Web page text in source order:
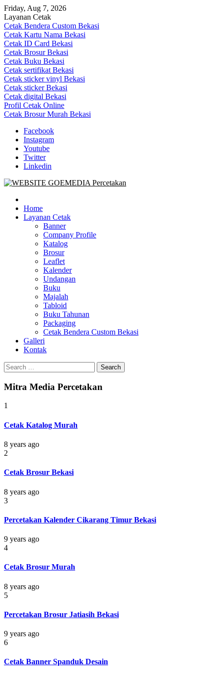
Skip
to
content
Friday, Aug 7, 2026
Layanan Cetak
Cetak Bendera Custom Bekasi
Cetak Kartu Nama Bekasi
Cetak ID Card Bekasi
Cetak Brosur Bekasi
Cetak Buku Bekasi
Cetak sertifikat Bekasi
Cetak sticker vinyl Bekasi
Cetak sticker Bekasi
Cetak digital Bekasi
Profil Cetak Online
Cetak Brosur Murah Bekasi
Facebook
Instagram
Youtube
Twitter
Linkedin
Goe Media Percetakan | 0822-4439-5599 (Call/WA)
0822-4439-5599 (Call/WA) Percetakan jasa cetak banner buku yasin
invoice kartu nama label map nota spanduk stiker undangan
pernikahan murah online 24 jam
Home
Layanan Cetak
Banner
Company Profile
Katalog
Brosur
Leaflet
Kalender
Undangan
Buku
Majalah
Tabloid
Buku Tahunan
Packaging
Cetak Bendera Custom Bekasi
Galleri
Kontak
Search
for:
Mitra Media Percetakan
1
Cetak Katalog Murah
8 years ago
2
Cetak Brosur Bekasi
8 years ago
3
Percetakan Kalender Cikarang Timur Bekasi
9 years ago
4
Cetak Brosur Murah
8 years ago
5
Percetakan Brosur Jatiasih Bekasi
9 years ago
6
Cetak Banner Spanduk Desain